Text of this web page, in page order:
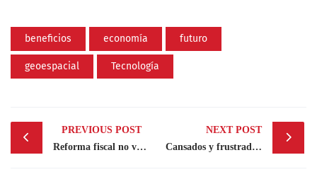
beneficios economía futuro
geoespacial Tecnología
Post
navigation
PREVIOUS POST
Reforma fiscal no va: estas son las razones
NEXT POST
Cansados y frustrados: así se encuentran empleados con largas jornadas laborales de 49 horas